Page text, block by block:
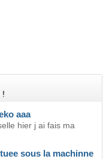
!
aaa
hier j ai fais ma
sous la machinne